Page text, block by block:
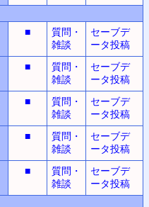
■
質問・
雑談
セーブデ
ータ投稿
■
質問・
雑談
セーブデ
ータ投稿
■
質問・
雑談
セーブデ
ータ投稿
■
質問・
雑談
セーブデ
ータ投稿
■
質問・
雑談
セーブデ
ータ投稿